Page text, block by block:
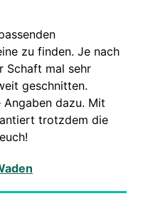
zu finden. Je nach
Schaft mal sehr
geschnitten.
dazu. Mit
trotzdem die